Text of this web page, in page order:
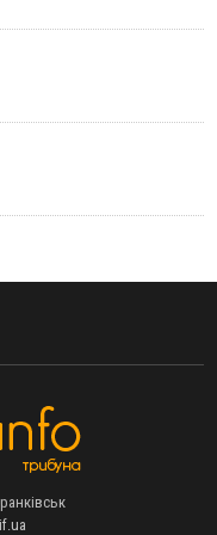
травмувалась
понад 100 ДТП через
14 загиблих,
відео)
який зневажив і
впала жінка і загинула
розширює участь ЖК